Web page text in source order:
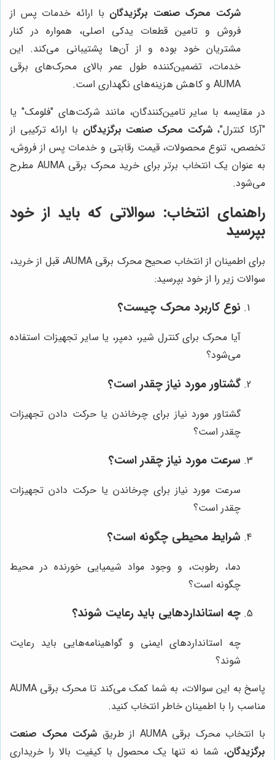
شرکت محرک صنعت برگزیدگان با ارائه خدمات پس از
فروش و تامین قطعات یدکی اصلی، همواره در کنار
مشتریان خود بوده و از آن‌ها پشتیبانی می‌کند. این
خدمات، تضمین‌کننده طول عمر بالای محرک‌های برقی
AUMA و کاهش هزینه‌های نگهداری است.
در مقایسه با سایر تامین‌کنندگان، مانند شرکت‌های "فلومک" یا
"آرکا کنترل"،شرکت محرک صنعت برگزیدگان با ارائه ترکیبی از
تخصص، تنوع محصولات، قیمت رقابتی و خدمات پس از فروش،
به عنوان یک انتخاب برتر برای خرید محرک برقی AUMA مطرح
می‌شود.
راهنمای انتخاب: سوالاتی که باید از خود
بپرسید
برای اطمینان از انتخاب صحیح محرک برقی AUMA، قبل از خرید،
سوالات زیر را از خود بپرسید:
نوع کاربرد محرک چیست؟
آیا محرک برای کنترل شیر، دمپر، یا سایر تجهیزات استفاده
می‌شود؟
گشتاور مورد نیاز چقدر است؟
گشتاور مورد نیاز برای چرخاندن یا حرکت دادن تجهیزات
چقدر است؟
سرعت مورد نیاز چقدر است؟
سرعت مورد نیاز برای چرخاندن یا حرکت دادن تجهیزات
چقدر است؟
شرایط محیطی چگونه است؟
دما، رطوبت، و وجود مواد شیمیایی خورنده در محیط
چگونه است؟
چه استانداردهایی باید رعایت شوند؟
چه استانداردهای ایمنی و گواهینامه‌هایی باید رعایت
شوند؟
پاسخ به این سوالات، به شما کمک می‌کند تا محرک برقی AUMA
مناسب را با اطمینان خاطر انتخاب کنید.
با انتخاب محرک برقی AUMA از طریق
شرکت محرک صنعت
برگزیدگان، شما نه تنها یک محصول با کیفیت بالا را خریداری